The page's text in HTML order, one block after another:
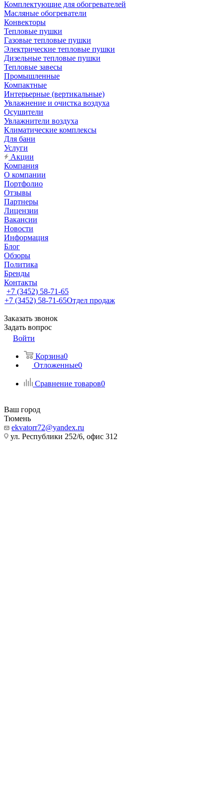
Комплектующие для обогревателей
Масляные обогреватели
Конвекторы
Тепловые пушки
Газовые тепловые пушки
Электрические тепловые пушки
Дизельные тепловые пушки
Тепловые завесы
Промышленные
Компактные
Интерьерные (вертикальные)
Увлажнение и очистка воздуха
Осушители
Увлажнители воздуха
Климатические комплексы
Для бани
Услуги
Акции
Компания
О компании
Портфолио
Отзывы
Партнеры
Лицензии
Вакансии
Новости
Информация
Блог
Обзоры
Политика
Бренды
Контакты
+7 (3452) 58-71-65
+7 (3452) 58-71-65Отдел продаж
Заказать звонок
Задать вопрос
Войти
Корзина0
Отложенные0
Сравнение товаров0
Ваш город
Тюмень
ekvatorr72@yandex.ru
ул. Республики 252/6, офис 312